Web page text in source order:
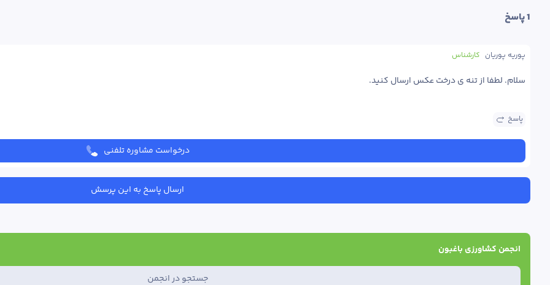
1 پاسخ
کارشناس پوریه پوریان
سلام. لطفا از تنه ی درخت عکس ارسال کنید‌.
پاسخ
درخواست مشاوره تلفنی
ارسال پاسخ به این پرسش
انجمن کشاورزی باغبون
جستجو در انجمن